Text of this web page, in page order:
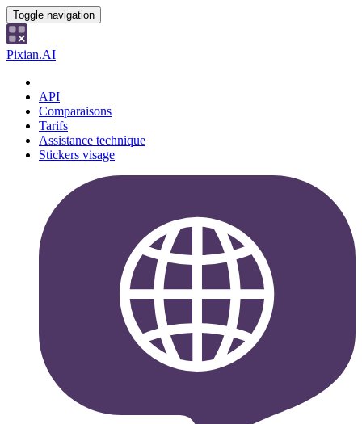
Toggle navigation
Pixian.AI
API
Comparaisons
Tarifs
Assistance technique
Stickers visage